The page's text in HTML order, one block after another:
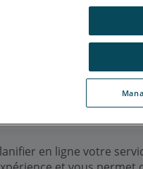
s'appliquent à la
désigner une
votre appareil
en ligne votre